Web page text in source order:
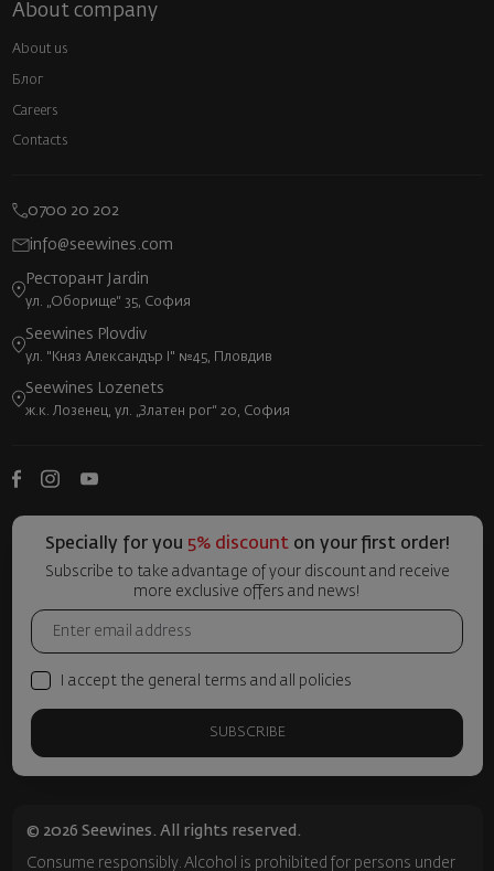
About company
About us
Блог
Careers
Contacts
0700 20 202
info@seewines.com
Ресторант Jardin
ул. „Оборище“ 35, София
Seewines Plovdiv
ул. "Княз Александър I" №45, Пловдив
Seewines Lozenets
ж.к. Лозенец, ул. „Златен рог“ 20, София
Specially for you 5% discounton your first order!
Subscribe to take advantage of your discount and receive
more exclusive offers and news!
I accept the general terms and all policies
SUBSCRIBE
© 2026 Seewines. All rights reserved.
Consume responsibly. Alcohol is prohibited for persons under